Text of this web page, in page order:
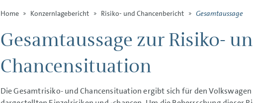
Home Konzernlagebericht Risiko- und Chancenbericht Gesamtaussage
Gesamtaussage zur Risiko-
Chancensituation
Die Gesamtrisiko- und Chancensituation ergibt sich für den